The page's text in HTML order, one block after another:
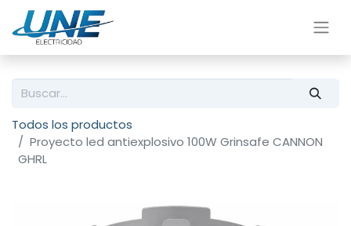
Todos los productos
Proyecto led antiexplosivo 100W Grinsafe CANNON
GHRL